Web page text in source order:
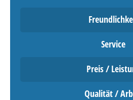
Service
Preis /
Qualität /